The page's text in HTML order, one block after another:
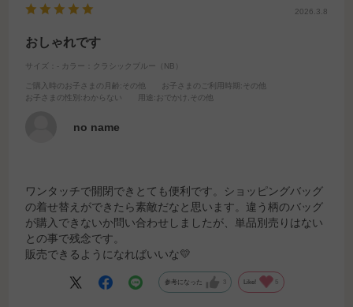
2026.3.8
おしゃれです
サイズ：- カラー：クラシックブルー（NB）
ご購入時のお子さまの月齢 :その他 お子さまのご利用時期 :その他
お子さまの性別 :わからない 用途 :おでかけ,その他
no name
ワンタッチで開閉できとても便利です。ショッピングバッグ
の着せ替えができたら素敵だなと思います。違う柄のバッグ
が購入できないか問い合わせしましたが、単品別売りはない
との事で残念です。
販売できるようになればいいな💛
参考になった 3 Like! 5